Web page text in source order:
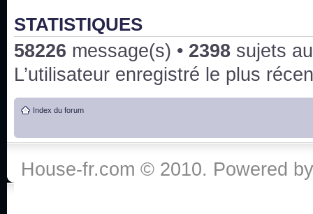
3x24 Human Error mais je suis pas sur
Bonjour j'aimerais que l'on m'aide à trouver un
qu'une personne fait un arrêt cardiaque mais
:he:
STATISTIQUES
58226 message(s) • 2398 sujets
L’utilisateur enregistré le plus
Index du forum
House-fr.com © 2010. Powered